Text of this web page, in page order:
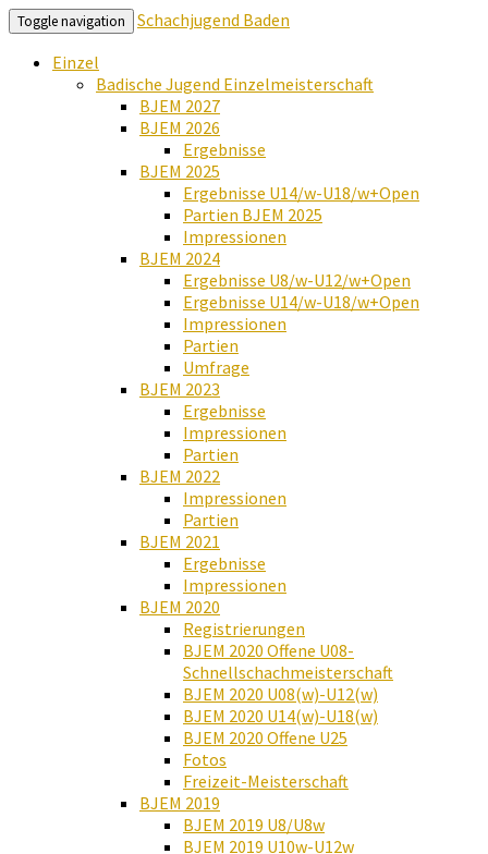
Toggle navigation
Schachjugend Baden
Einzel
Badische Jugend Einzelmeisterschaft
BJEM 2027
BJEM 2026
Ergebnisse
BJEM 2025
Ergebnisse U14/w-U18/w+Open
Partien BJEM 2025
Impressionen
BJEM 2024
Ergebnisse U8/w-U12/w+Open
Ergebnisse U14/w-U18/w+Open
Impressionen
Partien
Umfrage
BJEM 2023
Ergebnisse
Impressionen
Partien
BJEM 2022
Impressionen
Partien
BJEM 2021
Ergebnisse
Impressionen
BJEM 2020
Registrierungen
BJEM 2020 Offene U08-
Schnellschachmeisterschaft
BJEM 2020 U08(w)-U12(w)
BJEM 2020 U14(w)-U18(w)
BJEM 2020 Offene U25
Fotos
Freizeit-Meisterschaft
BJEM 2019
BJEM 2019 U8/U8w
BJEM 2019 U10w-U12w